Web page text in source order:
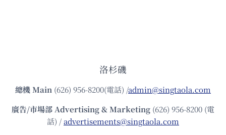
洛杉磯
總機Main (626) 956-8200(電話) /admin@singtaola.com
廣告/市場部Advertising & Marketing (626) 956-8200 (電
話) /advertisements@singtaola.com